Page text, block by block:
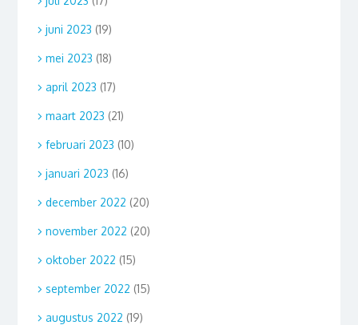
juni 2023 (19)
mei 2023 (18)
april 2023 (17)
maart 2023 (21)
februari 2023 (10)
januari 2023 (16)
december 2022 (20)
november 2022 (20)
oktober 2022 (15)
september 2022 (15)
augustus 2022 (19)